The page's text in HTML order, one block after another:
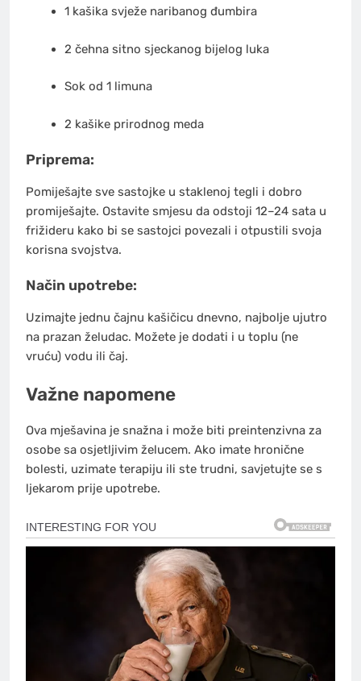
1 kašika svježe naribanog đumbira
2 čehna sitno sjeckanog bijelog luka
Sok od 1 limuna
2 kašike prirodnog meda
Priprema:
Pomiješajte sve sastojke u staklenoj tegli i dobro
promiješajte. Ostavite smjesu da odstoji 12–24 sata u
frižideru kako bi se sastojci povezali i otpustili svoja
korisna svojstva.
Način upotrebe:
Uzimajte jednu čajnu kašičicu dnevno, najbolje ujutro
na prazan želudac. Možete je dodati i u toplu (ne
vruću) vodu ili čaj.
Važne napomene
Ova mješavina je snažna i može biti preintenzivna za
osobe sa osjetljivim želucem. Ako imate hronične
bolesti, uzimate terapiju ili ste trudni, savjetujte se s
ljekarom prije upotrebe.